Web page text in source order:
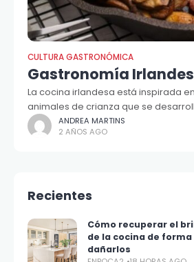
CULTURA GASTRONÓMICA
Gastronomía
La cocina irlandesa está inspirada
animales de crianza que se
clima templado...
ANDREA MARTINS
2 AÑOS AGO
Recientes
Cómo recuperar el
de la cocina de
dañarlos